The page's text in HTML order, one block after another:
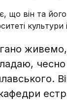
що він та
живемо,